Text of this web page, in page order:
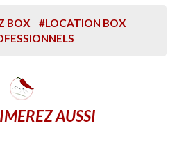
BOX
#LOCATION BOX
AUSSI